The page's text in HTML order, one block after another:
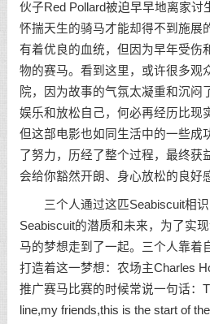
伙子Red Pollard被迫早早地离家讨
怀揣天生的骑马才能却得不到施展
有着优良的血统，但因为早年受伤
物的赛马。看到这里，或许很多观
院，因为故事的气氛太凝重和沉闷
娱乐和放松自己，何必再经历比现
但这部电影也如同生活中的一些
了努力，历经了整个过程，最终获
会给你豁然开朗、身心放松的良好
三个人通过这匹Seabiscuit相识
Seabiscuit的潜质和未来，为了实
马的梦想走到了一起。三个人靠着
打造着这一梦想：农场主Charles
推广赛马比赛的时候常说一句话：
line,my friends,this is the start of